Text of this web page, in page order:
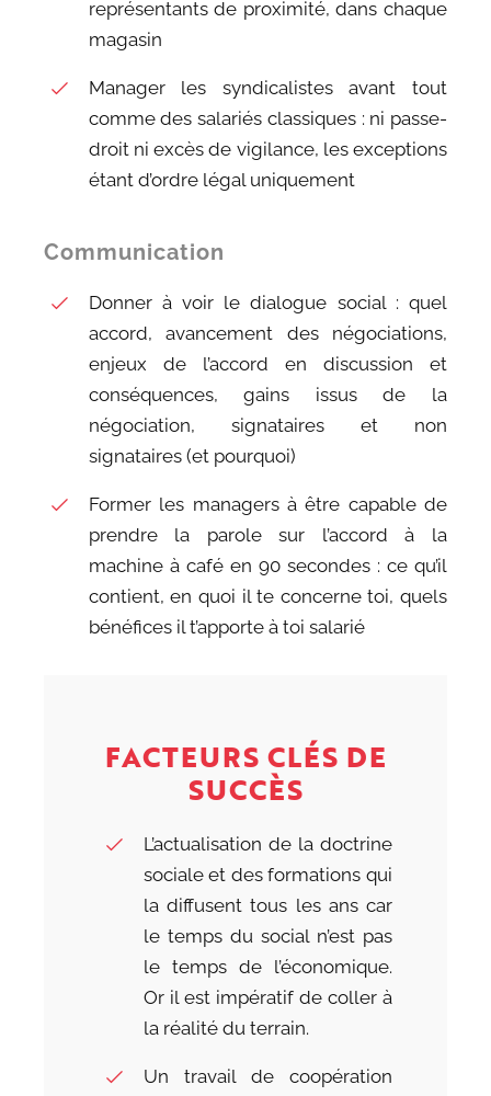
représentants de proximité, dans chaque
magasin
Manager les syndicalistes avant tout
comme des salariés classiques : ni passe-
droit ni excès de vigilance, les exceptions
étant d’ordre légal uniquement
Communication
Donner à voir le dialogue social : quel
accord, avancement des négociations,
enjeux de l’accord en discussion et
conséquences, gains issus de la
négociation, signataires et non
signataires (et pourquoi)
Former les managers à être capable de
prendre la parole sur l’accord à la
machine à café en 90 secondes : ce qu’il
contient, en quoi il te concerne toi, quels
bénéfices il t’apporte à toi salarié
FACTEURS CLÉS DE
SUCCÈS
L’actualisation de la doctrine
sociale et des formations qui
la diffusent tous les ans car
le temps du social n’est pas
le temps de l’économique.
Or il est impératif de coller à
la réalité du terrain.
Un travail de coopération